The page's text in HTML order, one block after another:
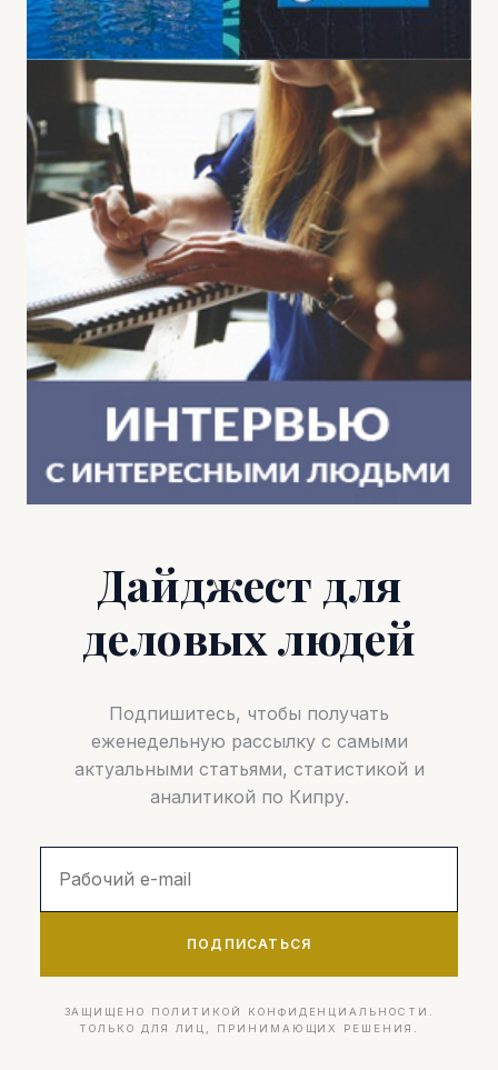
Дайджест для
деловых людей
Подпишитесь, чтобы получать
еженедельную рассылку с самыми
актуальными статьями, статистикой и
аналитикой по Кипру.
ПОДПИСАТЬСЯ
ЗАЩИЩЕНО ПОЛИТИКОЙ КОНФИДЕНЦИАЛЬНОСТИ.
ТОЛЬКО ДЛЯ ЛИЦ, ПРИНИМАЮЩИХ РЕШЕНИЯ.